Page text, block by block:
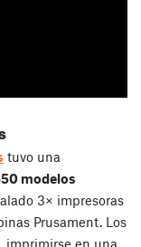
tuvo una
modelos
3× impresoras
Prusament. Los
imprimirse en una